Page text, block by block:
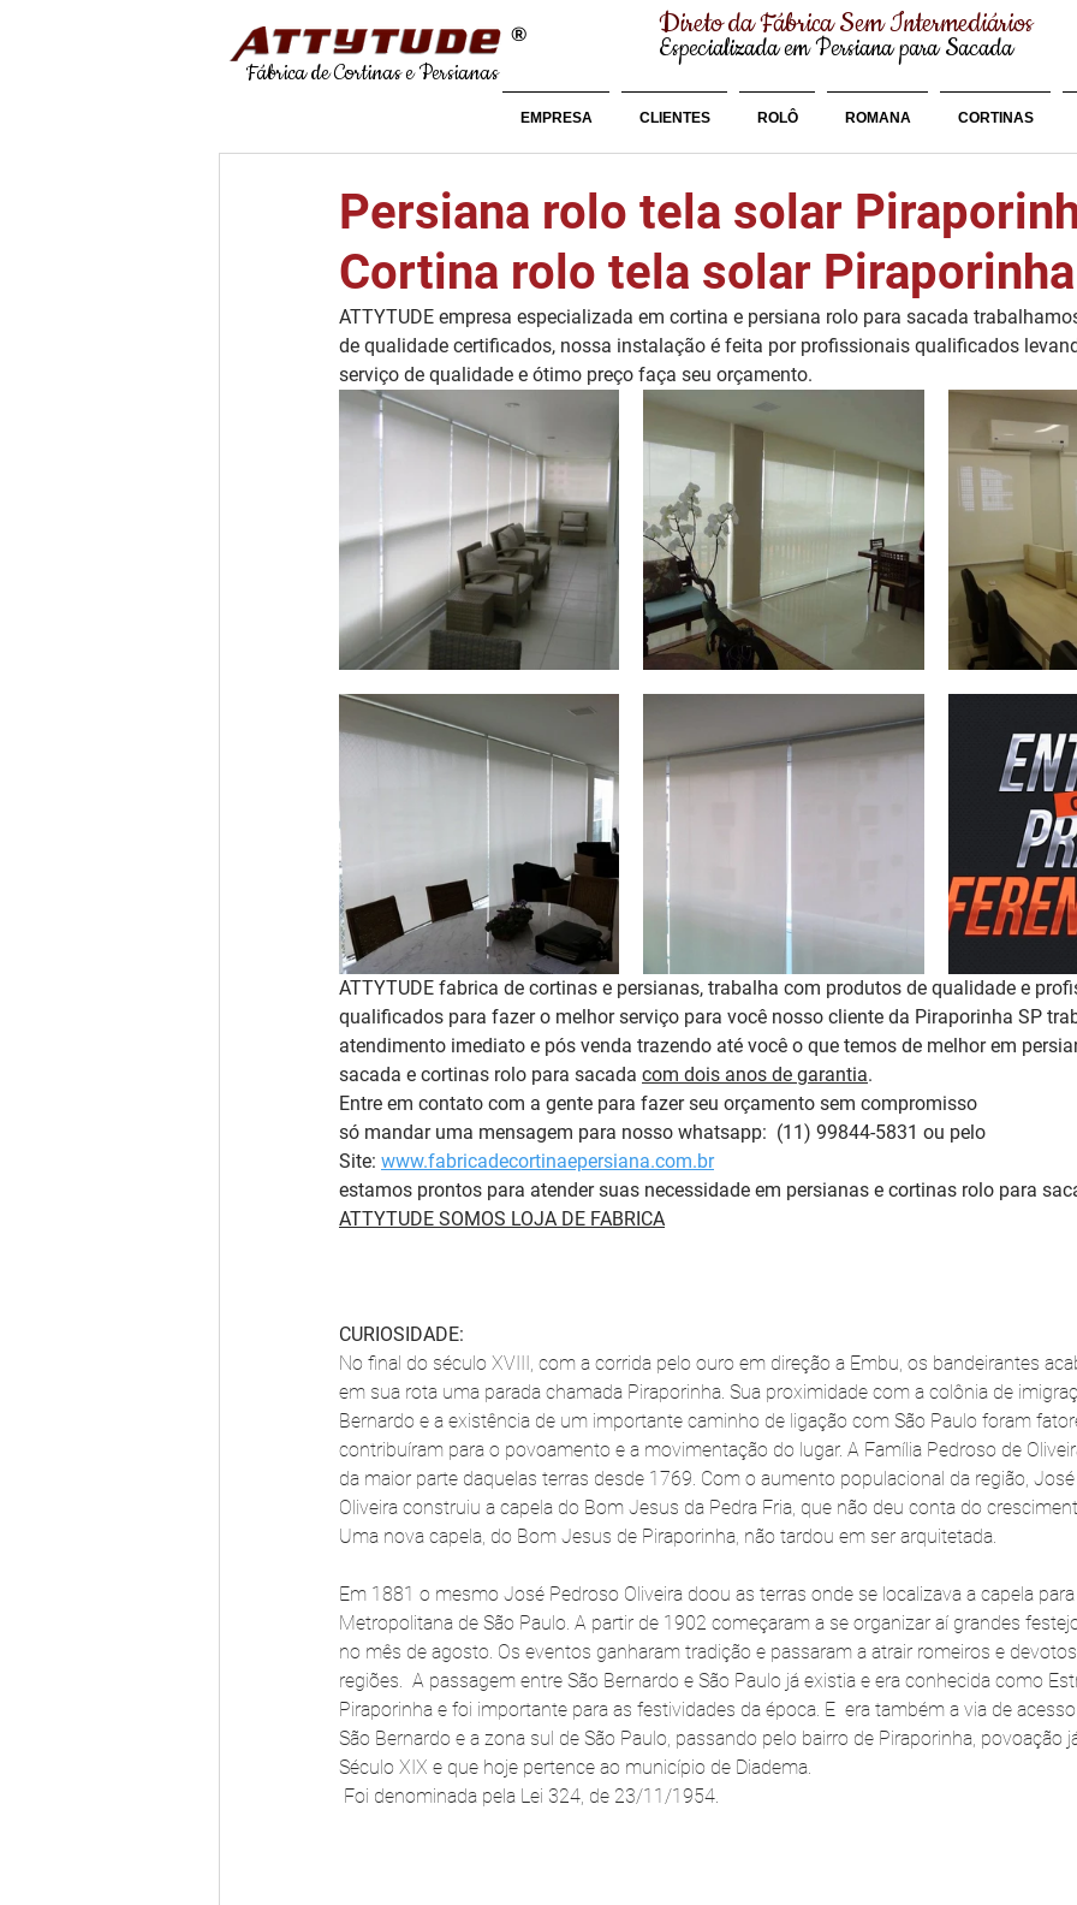
Fábrica de Cortinas e Persianas
® Direto da Fábrica Sem Intermediários
Especializada em Persiana para Sacada
EMPRESA CLIENTES ROLÔ ROMANA CORTINAS
Persiana rolo tela solar
Cortina rolo tela solar
ATTYTUDE empresa especializada em cortina e persiana rolo para sacada
de qualidade certificados, nossa instalação é feita por profissionais qualificados
serviço de qualidade e ótimo preço faça seu orçamento.
ATTYTUDE fabrica de cortinas e persianas, trabalha com produtos de qualidade e
qualificados para fazer o melhor serviço para você nosso cliente da Piraporinha SP
atendimento imediato e pós venda trazendo até você o que temos de melhor em
sacada e cortinas rolo para sacada com dois anos de garantia.
Entre em contato com a gente para fazer seu orçamento sem compromisso
só mandar uma mensagem para nosso whatsapp:  (11) 99844-5831 ou pelo
Site: www.fabricadecortinaepersiana.com.br
estamos prontos para atender suas necessidade em persianas e cortinas rolo para
ATTYTUDE SOMOS LOJA DE FABRICA
CURIOSIDADE:
No final do século XVIII, com a corrida pelo ouro em direção a Embu, os bandeirantes
em sua rota uma parada chamada Piraporinha. Sua proximidade com a colônia de
Bernardo e a existência de um importante caminho de ligação com São Paulo foram
contribuíram para o povoamento e a movimentação do lugar. A Família Pedroso de
da maior parte daquelas terras desde 1769. Com o aumento populacional da região,
Oliveira construiu a capela do Bom Jesus da Pedra Fria, que não deu conta do
Uma nova capela, do Bom Jesus de Piraporinha, não tardou em ser arquitetada.
Em 1881 o mesmo José Pedroso Oliveira doou as terras onde se localizava a capela para
Metropolitana de São Paulo. A partir de 1902 começaram a se organizar aí grandes
no mês de agosto. Os eventos ganharam tradição e passaram a atrair romeiros e
regiões.  A passagem entre São Bernardo e São Paulo já existia e era conhecida como
Piraporinha e foi importante para as festividades da época. E  era também a via de
São Bernardo e a zona sul de São Paulo, passando pelo bairro de Piraporinha, povoação
Século XIX e que hoje pertence ao município de Diadema.
Foi denominada pela Lei 324, de 23/11/1954.